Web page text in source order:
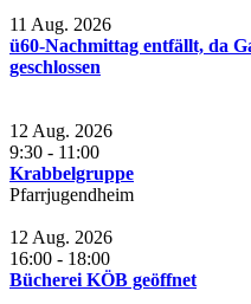
11 Aug. 2026
ü60-Nachmittag entfällt, da
geschlossen
12 Aug. 2026
9:30 - 11:00
Krabbelgruppe
Pfarrjugendheim
12 Aug. 2026
16:00 - 18:00
Bücherei KÖB geöffnet